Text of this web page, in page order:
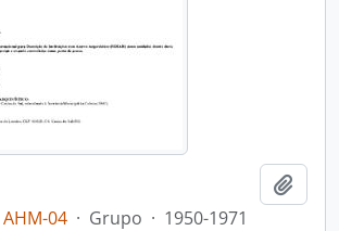
AHM-04 · Grupo · 1950-1971